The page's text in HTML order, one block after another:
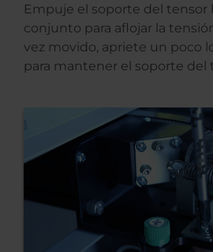
Empuje el soporte del tensor
conjunto para aflojar la
vez movido, apriete un poco
para mantener el soporte del